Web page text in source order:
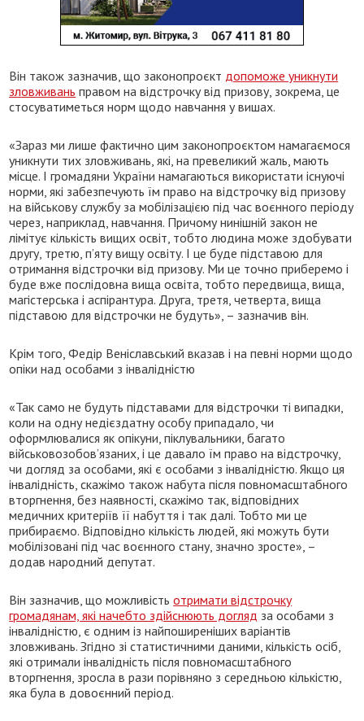
Він також зазначив, що законопроєкт допоможе уникнути
зловживань правом на відстрочку від призову, зокрема, це
стосуватиметься норм щодо навчання у вишах.
«Зараз ми лише фактично цим законопроєктом намагаємося
уникнути тих зловживань, які, на превеликий жаль, мають
місце. І громадяни України намагаються використати існуючі
норми, які забезпечують їм право на відстрочку від призову
на військову службу за мобілізацією під час воєнного періоду
через, наприклад, навчання. Причому нинішній закон не
лімітує кількість вищих освіт, тобто людина може здобувати
другу, третю, п’яту вищу освіту. І це буде підставою для
отримання відстрочки від призову. Ми це точно приберемо і
буде вже послідовна вища освіта, тобто передвища, вища,
магістерська і аспірантура. Друга, третя, четверта, вища
підставою для відстрочки не будуть», – зазначив він.
Крім того, Федір Веніславський вказав і на певні норми щодо
опіки над особами з інвалідністю
«Так само не будуть підставами для відстрочки ті випадки,
коли на одну недієздатну особу припадало, чи
оформлювалися як опікуни, піклувальники, багато
військовозобов’язаних, і це давало їм право на відстрочку,
чи догляд за особами, які є особами з інвалідністю. Якщо ця
інвалідність, скажімо також набута після повномасштабного
вторгнення, без наявності, скажімо так, відповідних
медичних критеріїв її набуття і так далі. Тобто ми це
прибираємо. Відповідно кількість людей, які можуть бути
мобілізовані під час воєнного стану, значно зросте», –
додав народний депутат.
Він зазначив, що можливістьотримати відстрочку
громадянам, які начебто здійснюють догляд за особами з
інвалідністю, є одним із найпоширеніших варіантів
зловживань. Згідно зі статистичними даними, кількість осіб,
які отримали інвалідність після повномасштабного
вторгнення, зросла в рази порівняно з середньою кількістю,
яка була в довоєнний період.